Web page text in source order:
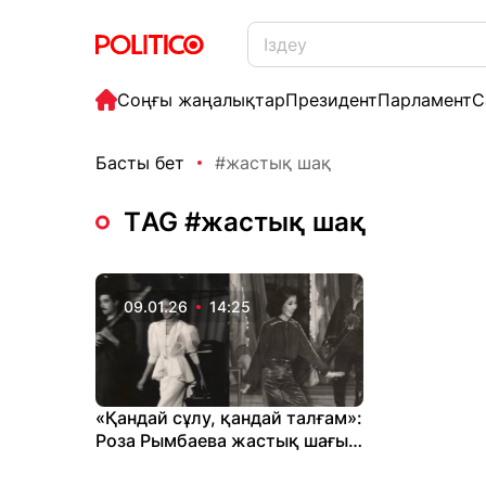
Соңғы жаңалықтарПрезидентПарламент
Басты бет #жастық шақ
ТAG #жастық шақ
09.01.26 14:25
«Қандай сұлу, қандай талғам»:
Роза Рымбаева жастық шағын